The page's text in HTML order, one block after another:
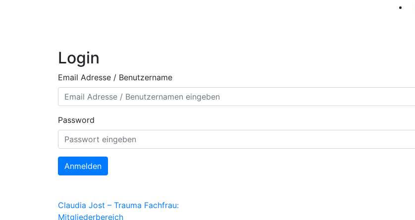
Login
Email Adresse / Benutzername
Password
Anmelden
Claudia Jost – Trauma Fachfrau:
Mitgliederbereich